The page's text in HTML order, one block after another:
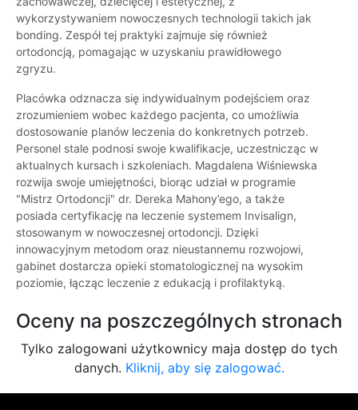
wykorzystywaniem nowoczesnych technologii takich jak
bonding. Zespół tej praktyki zajmuje się również
ortodoncją, pomagając w uzyskaniu prawidłowego
zgryzu.
Placówka odznacza się indywidualnym podejściem oraz
zrozumieniem wobec każdego pacjenta, co umożliwia
dostosowanie planów leczenia do konkretnych potrzeb.
Personel stale podnosi swoje kwalifikacje, uczestnicząc w
aktualnych kursach i szkoleniach. Magdalena Wiśniewska
rozwija swoje umiejętności, biorąc udział w programie
"Mistrz Ortodoncji" dr. Dereka Mahony’ego, a także
posiada certyfikację na leczenie systemem Invisalign,
stosowanym w nowoczesnej ortodoncji. Dzięki
innowacyjnym metodom oraz nieustannemu rozwojowi,
gabinet dostarcza opieki stomatologicznej na wysokim
poziomie, łącząc leczenie z edukacją i profilaktyką.
Oceny na poszczególnych stronach
Tylko zalogowani użytkownicy maja dostęp do tych
danych. Kliknij, aby się zalogować.